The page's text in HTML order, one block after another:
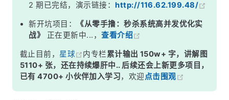
2 期已完结，演示链接： http://116.62.199.48/
新开坑项目：
《从零手撸：秒杀系统高并发优化实
战》
正在更新中...，查看介绍
截止目前， 星球 内专栏累计输出 150w+ 字，讲解图
5110+ 张，还在持续爆肝中.. 后续还会上新更多项目，
已有 4700+ 小伙伴加入学习，欢迎点击围观